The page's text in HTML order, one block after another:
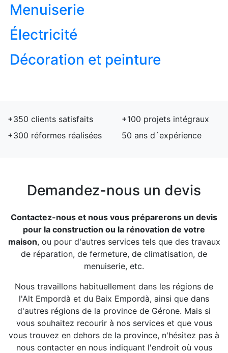
Menuiserie
Électricité
Décoration et peinture
+350 clients satisfaits +100 projets intégraux
+300 réformes réalisées 50 ans d´expérience
Demandez-nous un devis
Contactez-nous et nous vous préparerons un devis
pour la construction ou la rénovation de votre
maison, ou pour d'autres services tels que des travaux
de réparation, de fermeture, de climatisation, de
menuiserie, etc.
Nous travaillons habituellement dans les régions de
l'Alt Empordà et du Baix Empordà, ainsi que dans
d'autres régions de la province de Gérone. Mais si
vous souhaitez recourir à nos services et que vous
vous trouvez en dehors de la province, n'hésitez pas à
nous contacter en nous indiquant l'endroit où vous